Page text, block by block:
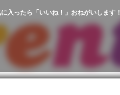
入ったら「いいね！」おねがいします！